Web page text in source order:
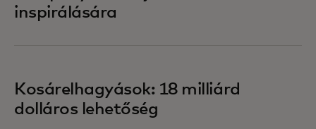
inspirálására
Kosárelhagyások: 18 milliárd
dolláros lehetőség